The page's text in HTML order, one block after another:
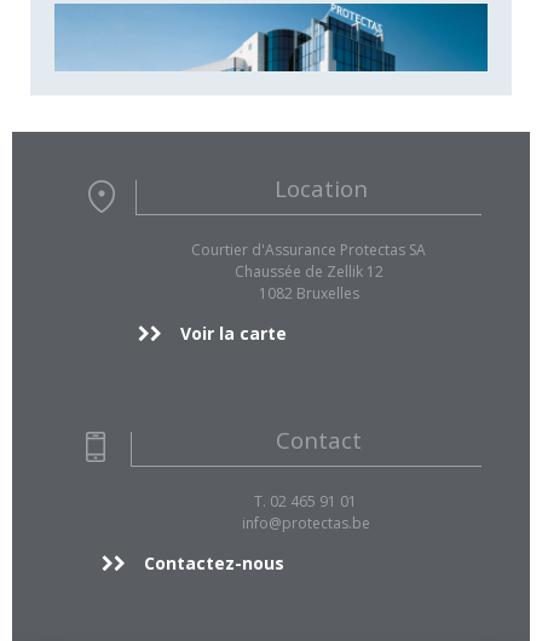
Location
Courtier d'Assurance Protectas SA
Chaussée de Zellik 12
1082 Bruxelles
Voir la carte
Contact
T. 02 465 91 01
info@protectas.be
Contactez-nous